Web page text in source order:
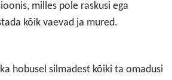
milles pole raskusi ega
kõik vaevad ja mured.
hobusel silmadest kõiki ta omadusi